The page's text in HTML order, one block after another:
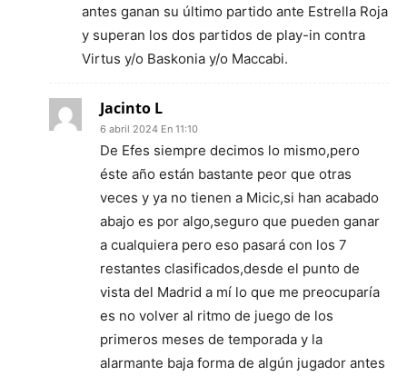
antes ganan su último partido ante Estrella Roja
y superan los dos partidos de play-in contra
Virtus y/o Baskonia y/o Maccabi.
Jacinto L
6 abril 2024 En 11:10
De Efes siempre decimos lo mismo,pero
éste año están bastante peor que otras
veces y ya no tienen a Micic,si han acabado
abajo es por algo,seguro que pueden ganar
a cualquiera pero eso pasará con los 7
restantes clasificados,desde el punto de
vista del Madrid a mí lo que me preocuparía
es no volver al ritmo de juego de los
primeros meses de temporada y la
alarmante baja forma de algún jugador antes